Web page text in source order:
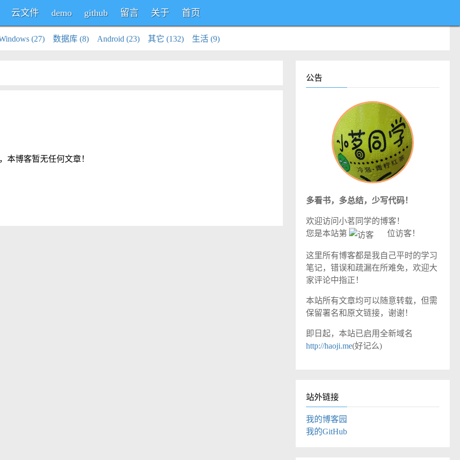
云文件 demo github 留言 关于 首页
(27) 数据库 (8) Android (23) 其它 (132) 生活 (9)
本博客暂无任何文章！
公告
多看书，多总结，少写代码！
欢迎访问小茗同学的博客！
您是本站第
位访客！
这里所有博客都是我自己平时的学习
笔记，错误和疏漏在所难免，欢迎大
家评论中指正！
本站所有文章均可以随意转载，但需
保留署名和原文链接，谢谢！
即日起，本站已启用全新域名
http://haoji.me(好记么)
站外链接
我的博客园
我的GitHub